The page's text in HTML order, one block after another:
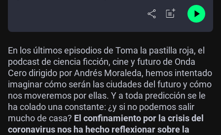
En los últimos episodios de Toma la pastilla roja, el
podcast de ciencia ficción, cine y futuro de Onda
Cero dirigido por Andrés Moraleda, hemos intentado
imaginar cómo serán las ciudades del futuro y cómo
nos moveremos por ellas. Y a toda predicción se le
ha colado una constante: ¿y si no podemos salir
mucho de casa? El confinamiento por la crisis del
coronavirus nos ha hecho reflexionar sobre la